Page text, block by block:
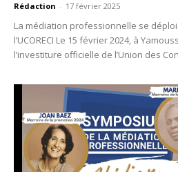
Rédaction - 17 février 2025
La médiation professionnelle se
l’UCORECI Le 15 février 2024, à
l’investiture officielle de l’Union des